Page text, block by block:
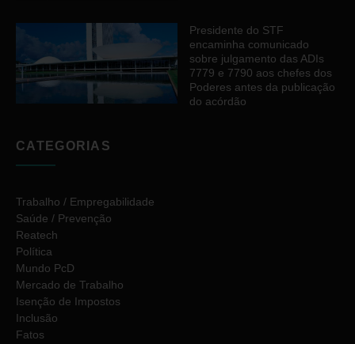
Presidente do STF
encaminha comunicado
sobre julgamento das ADIs
7779 e 7790 aos chefes dos
Poderes antes da publicação
do acórdão
CATEGORIAS
Trabalho / Empregabilidade
Saúde / Prevenção
Reatech
Política
Mundo PcD
Mercado de Trabalho
Isenção de Impostos
Inclusão
Fatos